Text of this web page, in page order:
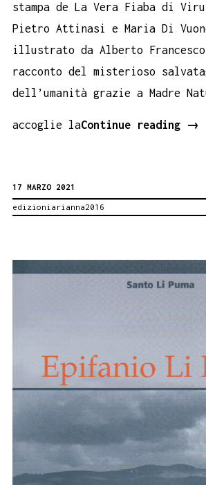
stampa de La Vera Fiaba di
Pietro Attinasi e Maria Di
illustrato da Alberto
racconto del misterioso
dell’umanità grazie a Madre
accoglie laContinue reading →
17 MARZO 2021
edizioniarianna2016